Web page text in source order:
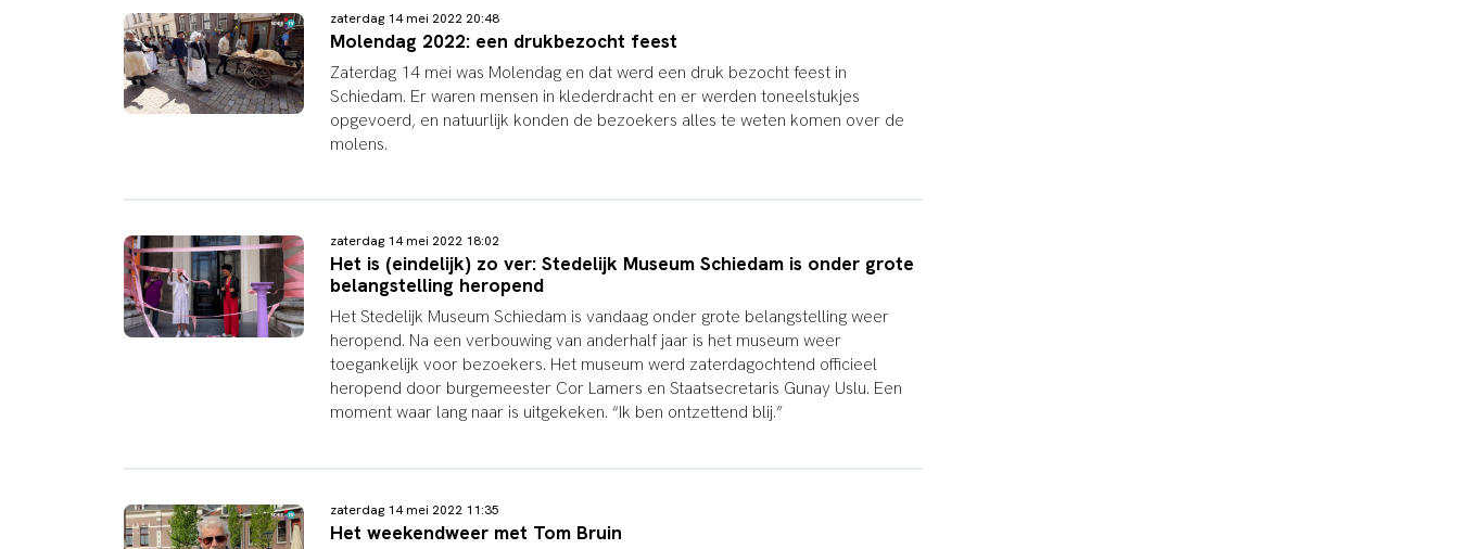
zaterdag 14 mei 2022 20:48
Molendag 2022: een drukbezocht feest
Zaterdag 14 mei was Molendag en dat werd een druk bezocht feest in
Schiedam. Er waren mensen in klederdracht en er werden toneelstukjes
opgevoerd, en natuurlijk konden de bezoekers alles te weten komen over de
molens.
zaterdag 14 mei 2022 18:02
Het is (eindelijk) zo ver: Stedelijk Museum Schiedam is onder grote
belangstelling heropend
Het Stedelijk Museum Schiedam is vandaag onder grote belangstelling weer
heropend. Na een verbouwing van anderhalf jaar is het museum weer
toegankelijk voor bezoekers. Het museum werd zaterdagochtend officieel
heropend door burgemeester Cor Lamers en Staatsecretaris Gunay Uslu. Een
moment waar lang naar is uitgekeken. “Ik ben ontzettend blij.”
zaterdag 14 mei 2022 11:35
Het weekendweer met Tom Bruin